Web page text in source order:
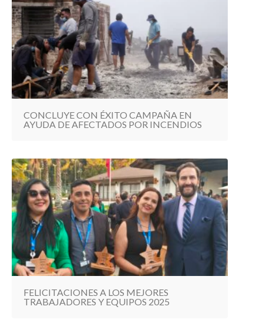
CONCLUYE CON ÉXITO CAMPAÑA EN
AYUDA DE AFECTADOS POR INCENDIOS
FELICITACIONES A LOS MEJORES
TRABAJADORES Y EQUIPOS 2025